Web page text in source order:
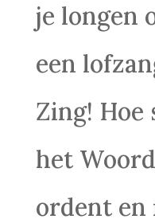
je longen
een
Zing! Hoe
het
ordent en